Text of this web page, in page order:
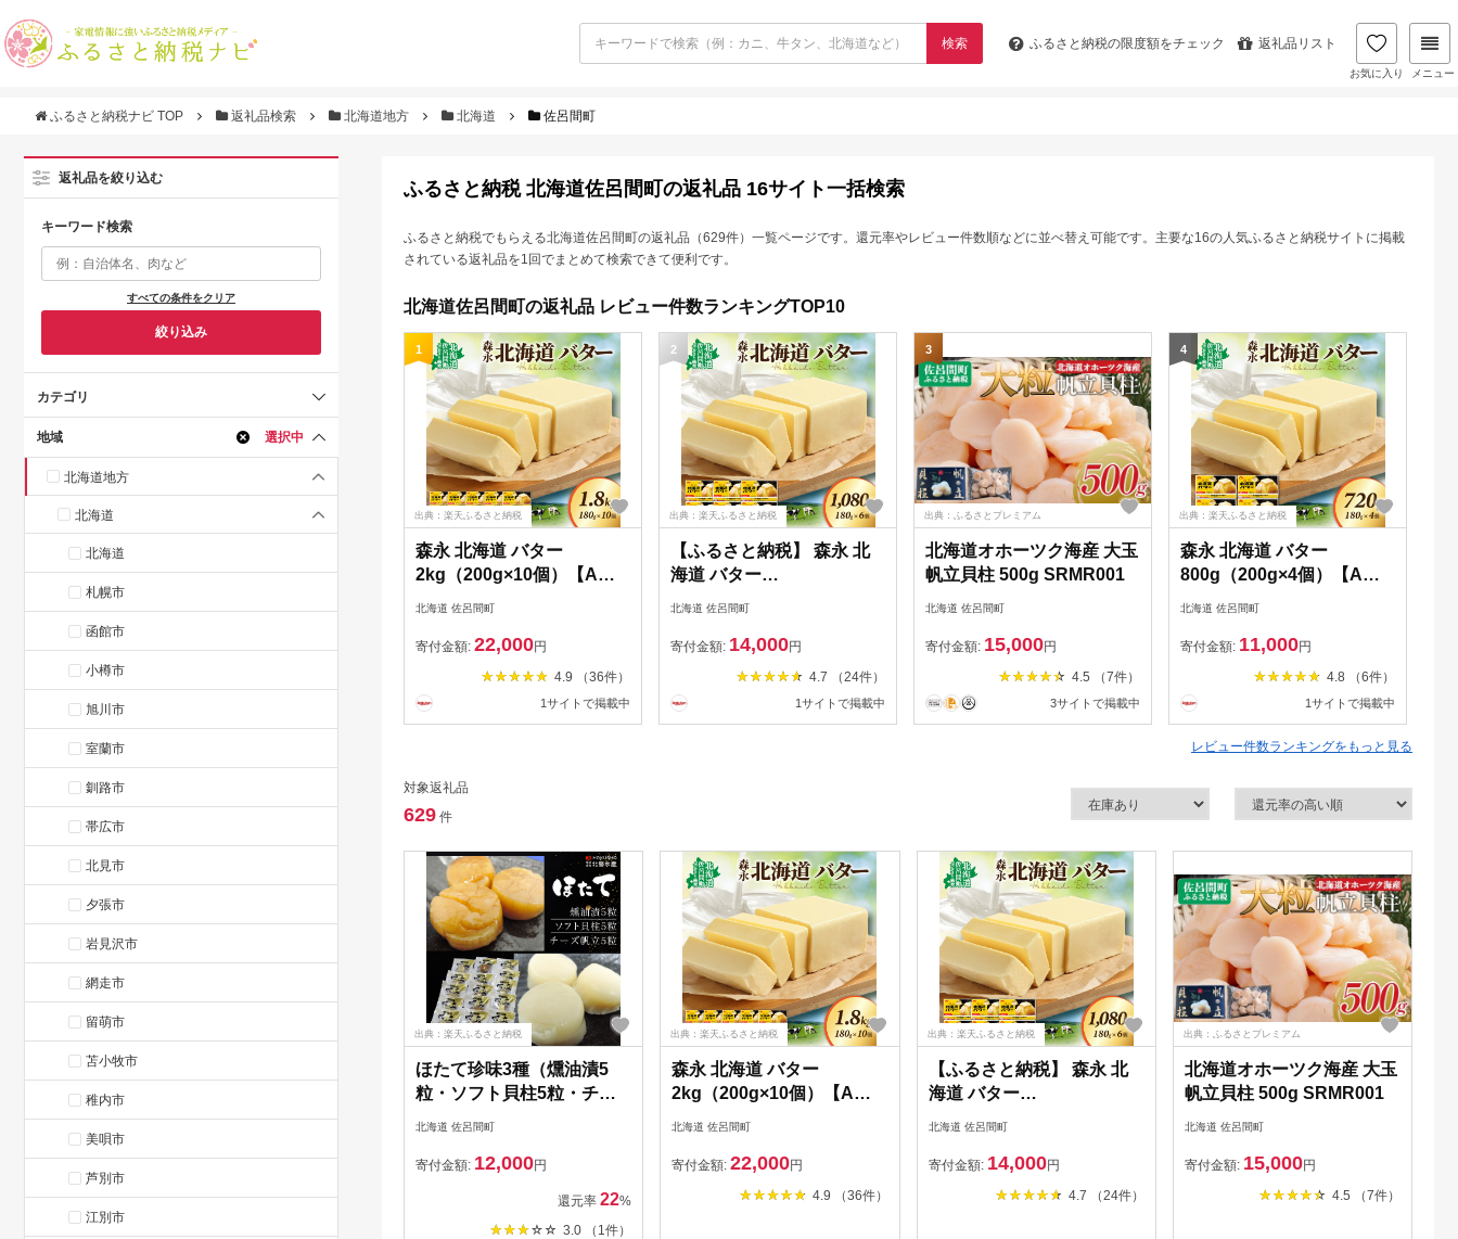
検索 ふるさと納税の限度額をチェック 返礼品リスト
お気に入り メニュー
ふるさと納税ナビ TOP 返礼品検索 北海道地方 北海道 佐呂間町
返礼品を絞り込む
キーワード検索
すべての条件をクリア
絞り込み
カテゴリ
地域 選択中
北海道地方
北海道
北海道
札幌市
函館市
小樽市
旭川市
室蘭市
釧路市
帯広市
北見市
夕張市
岩見沢市
網走市
留萌市
苫小牧市
稚内市
美唄市
芦別市
江別市
ふるさと納税 北海道佐呂間町の返礼品 16サイト一括検索
ふるさと納税でもらえる北海道佐呂間町の返礼品（629件）一覧ページです。還元率やレビュー件数順などに並べ替え可能です。主要な16の人気ふるさと納税サイトに掲載
されている返礼品を1回でまとめて検索できて便利です。
北海道佐呂間町の返礼品 レビュー件数ランキングTOP10
1
出典：楽天ふるさと納税
森永 北海道 バター
2kg（200g×10個）【Aコ
ープサロマ】 オホーツク
加塩 【バター・森永北海
道バター】
北海道 佐呂間町
寄付金額: 22,000円
4.9 （36件）
1サイトで掲載中
2
出典：楽天ふるさと納税
【ふるさと納税】 森永 北
海道 バター
1080g（180g×6個）オホー
すい 保存に便利｜【ふるさ
と納税 人気 おすすめ 北海
道 バター 生乳 森永 森永乳
業 オホーツク 小分け 朝食
北海道 佐呂間町
寄付金額: 14,000円
4.7 （24件）
1サイトで掲載中
3
出典：ふるさとプレミアム
北海道オホーツク海産 大玉
帆立貝柱 500g SRMR001
北海道 佐呂間町
寄付金額: 15,000円
4.5 （7件）
3サイトで掲載中
4
出典：楽天ふるさと納税
森永 北海道 バター
800g（200g×4個）【Aコ
ープサロマ】 オホーツク
加塩 【バター・森永北海
道バター】
北海道 佐呂間町
寄付金額: 11,000円
4.8 （6件）
1サイトで掲載中
レビュー件数ランキングをもっと見る
対象返礼品
629 件
出典：楽天ふるさと納税
ほたて珍味3種（燻油漬5
粒・ソフト貝柱5粒・チー
ズ帆立5粒）オホーツク佐
タテ・魚貝類・加工食品・
北海道 佐呂間町
寄付金額: 12,000円
還元率22%
3.0 （1件）
出典：楽天ふるさと納税
森永 北海道 バター
2kg（200g×10個）【Aコ
ープサロマ】 オホーツク
加塩 【バター・森永北海
道バター】
北海道 佐呂間町
寄付金額:22,000円
4.9 （36件）
出典：楽天ふるさと納税
【ふるさと納税】 森永 北
海道 バター
1080g（180g×6個）オホー
すい 保存に便利｜【ふるさ
と納税 人気 おすすめ 北海
北海道 佐呂間町
寄付金額: 14,000円
4.7 （24件）
出典：ふるさとプレミアム
北海道オホーツク海産 大玉
帆立貝柱 500g SRMR001
北海道 佐呂間町
寄付金額: 15,000円
4.5 （7件）